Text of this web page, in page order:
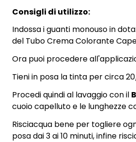
Consigli di utilizzo:
Indossa i guanti monouso in
del Tubo Crema Colorante
Ora puoi procedere
Tieni in posa la tinta per circa
Procedi quindi al lavaggio con il
cuoio capelluto e le lunghezze
Risciacqua bene per togliere
posa dai 3 ai 10 minuti, infine